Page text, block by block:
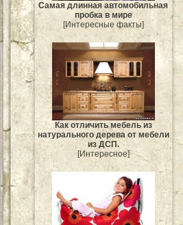
Самая длинная автомобильная
пробка в мире
[Интересные факты]
Как отличить мебель из
натурального дерева от мебели
из ДСП.
[Интересное]